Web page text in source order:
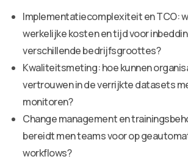
Implementatiecomplexiteit en TCO:
werkelijke kosten en tijd voor
verschillende bedrijfsgroottes?
Kwaliteitsmeting: hoe kunnen
vertrouwen in de verrijkte datasets
monitoren?
Change management en
bereidt men teams voor op
workflows?